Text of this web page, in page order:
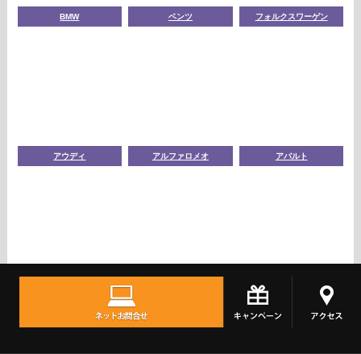
BMW ベンツ フォルクスワーゲン
アウディ アルファロメオ アバルト
ランドローバー